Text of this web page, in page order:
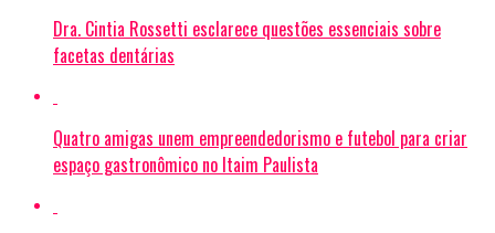
Dra. Cintia Rossetti esclarece questões essenciais sobre
facetas dentárias
Quatro amigas unem empreendedorismo e futebol para criar
espaço gastronômico no Itaim Paulista